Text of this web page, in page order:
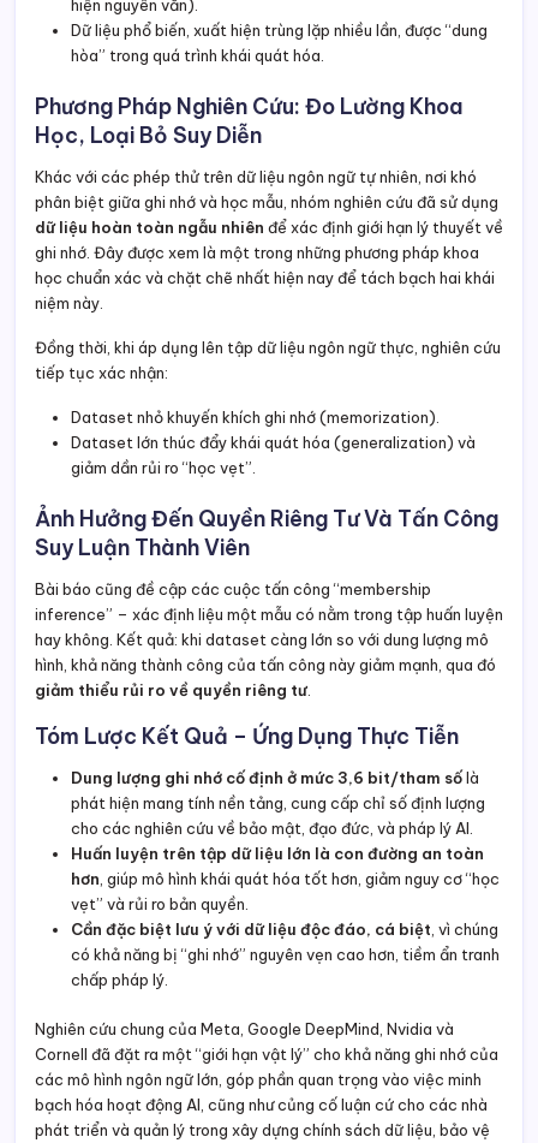
hiện nguyên văn).
Dữ liệu phổ biến, xuất hiện trùng lặp nhiều lần, được “dung
hòa” trong quá trình khái quát hóa.
Phương Pháp Nghiên Cứu: Đo Lường Khoa
Học, Loại Bỏ Suy Diễn
Khác với các phép thử trên dữ liệu ngôn ngữ tự nhiên, nơi khó
phân biệt giữa ghi nhớ và học mẫu, nhóm nghiên cứu đã sử dụng
dữ liệu hoàn toàn ngẫu nhiên để xác định giới hạn lý thuyết về
ghi nhớ. Đây được xem là một trong những phương pháp khoa
học chuẩn xác và chặt chẽ nhất hiện nay để tách bạch hai khái
niệm này.
Đồng thời, khi áp dụng lên tập dữ liệu ngôn ngữ thực, nghiên cứu
tiếp tục xác nhận:
Dataset nhỏ khuyến khích ghi nhớ (memorization).
Dataset lớn thúc đẩy khái quát hóa (generalization) và
giảm dần rủi ro “học vẹt”.
Ảnh Hưởng Đến Quyền Riêng Tư Và Tấn Công
Suy Luận Thành Viên
Bài báo cũng đề cập các cuộc tấn công “membership
inference” – xác định liệu một mẫu có nằm trong tập huấn luyện
hay không. Kết quả: khi dataset càng lớn so với dung lượng mô
hình, khả năng thành công của tấn công này giảm mạnh, qua đó
giảm thiểu rủi ro về quyền riêng tư.
Tóm Lược Kết Quả – Ứng Dụng Thực Tiễn
Dung lượng ghi nhớ cố định ở mức 3,6 bit/tham sốlà
phát hiện mang tính nền tảng, cung cấp chỉ số định lượng
cho các nghiên cứu về bảo mật, đạo đức, và pháp lý AI.
Huấn luyện trên tập dữ liệu lớn là con đường an toàn
hơn, giúp mô hình khái quát hóa tốt hơn, giảm nguy cơ “học
vẹt” và rủi ro bản quyền.
Cần đặc biệt lưu ý với dữ liệu độc đáo, cá biệt, vì chúng
có khả năng bị “ghi nhớ” nguyên vẹn cao hơn, tiềm ẩn tranh
chấp pháp lý.
Nghiên cứu chung của Meta, Google DeepMind, Nvidia và
Cornell đã đặt ra một “giới hạn vật lý” cho khả năng ghi nhớ của
các mô hình ngôn ngữ lớn, góp phần quan trọng vào việc minh
bạch hóa hoạt động AI, cũng như củng cố luận cứ cho các nhà
phát triển và quản lý trong xây dựng chính sách dữ liệu, bảo vệ